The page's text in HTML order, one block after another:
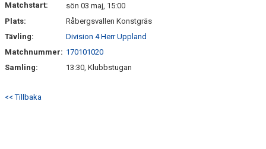
TRUPPEN
BILDGALLERI
Matchstart:
sön 03 maj, 15:00
Plats:
Råbergsvallen Konstgräs
Tävling:
Division 4 Herr Uppland
Matchnummer: 170101020
Samling:
13:30, Klubbstugan
<< Tillbaka